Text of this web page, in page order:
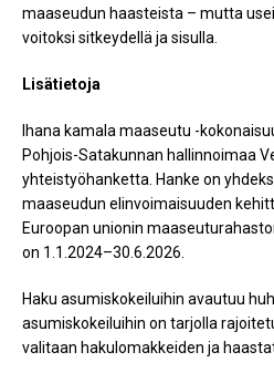
maaseudun haasteista – mutta
voitoksi sitkeydellä ja sisulla.
Lisätietoja
Ihana kamala maaseutu -
Pohjois-Satakunnan hallinnoimaa
yhteistyöhanketta. Hanke on
maaseudun elinvoimaisuuden
Euroopan unionin
on 1.1.2024–30.6.2026.
Haku asumiskokeiluihin avautuu
asumiskokeiluihin on tarjolla
valitaan hakulomakkeiden ja